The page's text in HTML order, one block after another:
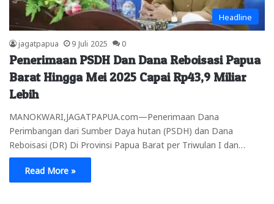
Headline
jagatpapua 9 Juli 2025 0
Penerimaan PSDH Dan Dana Reboisasi Papua
Barat Hingga Mei 2025 Capai Rp43,9 Miliar
Lebih
MANOKWARI,JAGATPAPUA.com—Penerimaan Dana
Perimbangan dari Sumber Daya hutan (PSDH) dan Dana
Reboisasi (DR) Di Provinsi Papua Barat per Triwulan I dan…
Read More »